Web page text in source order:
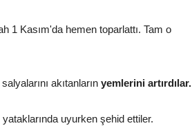
1 Kasım'da hemen toparlattı. Tam o
akıtanların yemlerini artırdılar.
uyurken şehid ettiler.